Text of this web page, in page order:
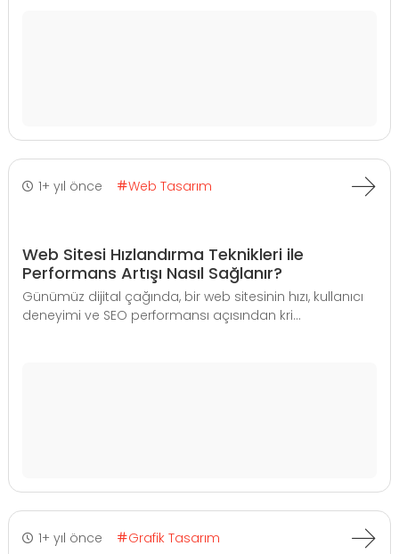
1+ yıl önce Web Tasarım
Web Sitesi Hızlandırma Teknikleri ile
Performans Artışı Nasıl Sağlanır?
Günümüz dijital çağında, bir web sitesinin hızı, kullanıcı
deneyimi ve SEO performansı açısından kri...
1+ yıl önce Grafik Tasarım